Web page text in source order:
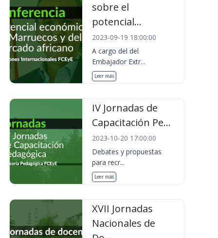
sobre el
potencial...
2023-09-19 18:00:00
A cargo del del
Embajador Extr...
Leer más
IV Jornadas de
Capacitación Pe...
2023-10-20 17:00:00
Debates y propuestas
para recr...
Leer más
XVII Jornadas
Nacionales de